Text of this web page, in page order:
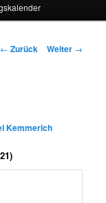
Beitrags-
← Zurück Weiter →
Kemmerich